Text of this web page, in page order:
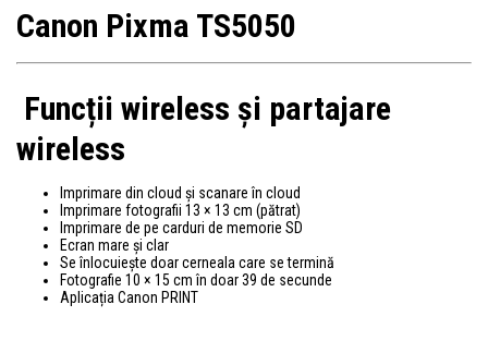
Canon Pixma TS5050
Funcții wireless și partajare
wireless
Imprimare din cloud și scanare în cloud
Imprimare fotografii 13 × 13 cm (pătrat)
Imprimare de pe carduri de memorie SD
Ecran mare și clar
Se înlocuiește doar cerneala care se termină
Fotografie 10 × 15 cm în doar 39 de secunde
Aplicația Canon PRINT